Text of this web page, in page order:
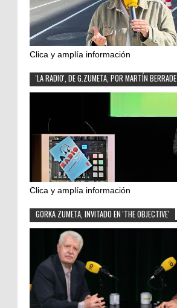
Clica y amplía información
'LA RADIO', DE G.ZUMETA, POR MARTÍN BERRADE
Clica y amplía información
GORKA ZUMETA, INVITADO EN 'THE OBJECTIVE'